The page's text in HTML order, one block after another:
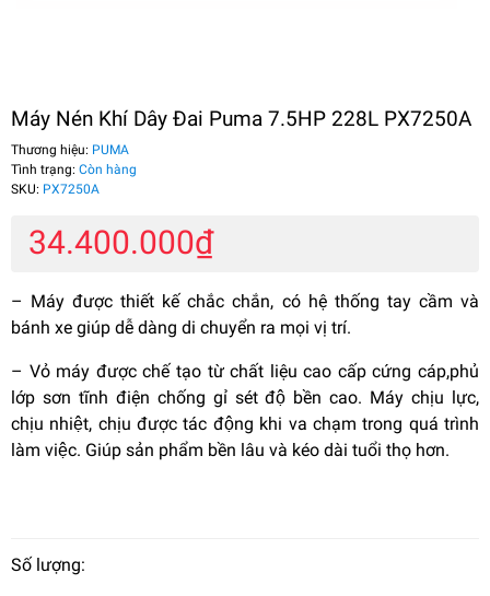
Máy Nén Khí Dây Đai Puma 7.5HP 228L PX7250A
Thương hiệu: PUMA
Tình trạng: Còn hàng
SKU: PX7250A
34.400.000₫
– Máy được thiết kế chắc chắn, có hệ thống tay cầm và
bánh xe giúp dễ dàng di chuyển ra mọi vị trí.
– Vỏ máy được chế tạo từ chất liệu cao cấp cứng cáp,phủ
lớp sơn tĩnh điện chống gỉ sét độ bền cao. Máy chịu lực,
chịu nhiệt, chịu được tác động khi va chạm trong quá trình
làm việc. Giúp sản phẩm bền lâu và kéo dài tuổi thọ hơn.
Số lượng: